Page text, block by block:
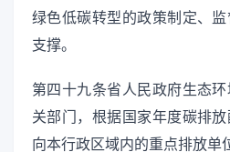
绿色低碳转型的政策制定、
支撑。
第四十九条省人民政府生态
关部门，根据国家年度碳排放
向本行政区域内的重点排放单